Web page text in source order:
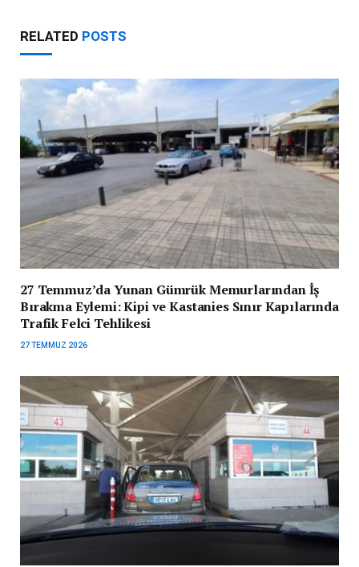
RELATED POSTS
27 Temmuz’da Yunan Gümrük Memurlarından İş
Bırakma Eylemi: Kipi ve Kastanies Sınır Kapılarında
Trafik Felci Tehlikesi
27 TEMMUZ 2026